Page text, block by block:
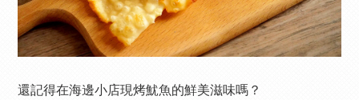
還記得在海邊小店現烤魷魚的鮮美滋味嗎？